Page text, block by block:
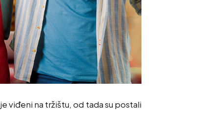
viđeni na tržištu, od tada su postali